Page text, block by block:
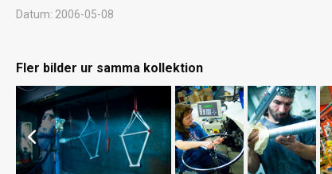
Datum: 2006-05-08
Fler bilder ur samma kollektion